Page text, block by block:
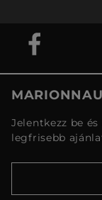
Jelentkezz be
legfrisebb